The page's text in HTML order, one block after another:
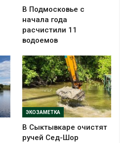
В Подмосковье с
начала года
расчистили 11
водоемов
ЭКОЗАМЕТКА
В Сыктывкаре очистят
ручей Сед-Шор